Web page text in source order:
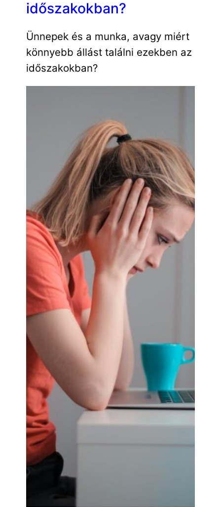
időszakokban?
Ünnepek és a munka, avagy miért
könnyebb állást találni ezekben az
időszakokban?